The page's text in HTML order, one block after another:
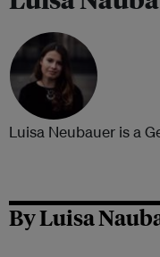
Luisa Neubauer is a
By Luisa